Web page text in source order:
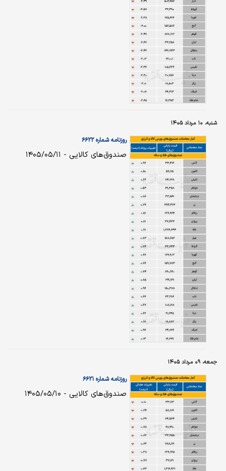
شنبه، ۱۰ مرداد ۱۴۰۵
روزنامه شماره ۶۶۲۲
صندوق‌های کالایی - ۱۴۰۵/۰۵/۱۱
جمعه، ۰۹ مرداد ۱۴۰۵
روزنامه شماره ۶۶۲۱
صندوق‌های کالایی - ۱۴۰۵/۰۵/۱۰